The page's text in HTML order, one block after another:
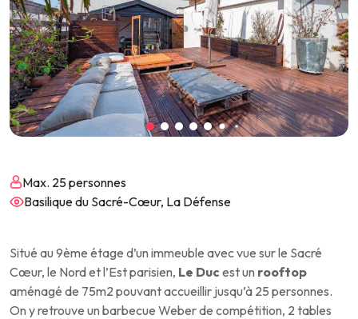
Max. 25 personnes
Basilique du Sacré-Cœur, La Défense
Situé au 9ème étage d’un immeuble avec vue sur le Sacré
Cœur, le Nord et l’Est parisien, Le Duc est un rooftop
aménagé de 75m2 pouvant accueillir jusqu’à 25 personnes.
On y retrouve un barbecue Weber de compétition, 2 tables